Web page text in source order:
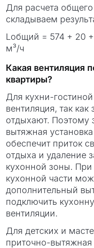
Для расчета
складываем
Lобщий = 574 + 20
м³/ч
Какая вентиляция
квартиры?
Для кухни-
вентиляция, так
отдыхают. Поэтому
вытяжная
обеспечит приток
отдыха и удаление
кухонной зоны.
кухонной части
дополнительный
подключить
вентиляции.
Для детских и
приточно-